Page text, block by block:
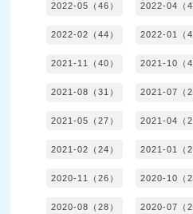
2022-05（46） 2022-04（
2022-02（44） 2022-01（
2021-11（40） 2021-10（
2021-08（31） 2021-07（
2021-05（27） 2021-04（
2021-02（24） 2021-01（
2020-11（26） 2020-10（
2020-08（28） 2020-07（